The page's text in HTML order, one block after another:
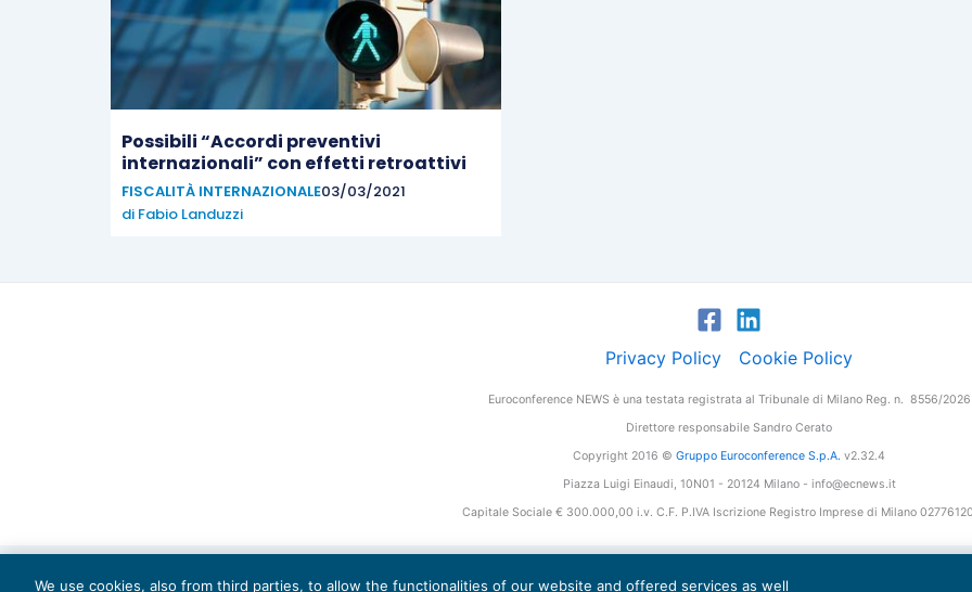
Possibili “Accordi preventivi
internazionali” con effetti retroattivi
FISCALITÀ INTERNAZIONALE03/03/2021
di Fabio Landuzzi
Privacy Policy Cookie Policy
Euroconference NEWS è una testata registrata al Tribunale di Milano Reg. n. 8556/2026
Direttore responsabile Sandro Cerato
Copyright 2016 © Gruppo Euroconference S.p.A. v2.32.4
Piazza Luigi Einaudi, 10N01 - 20124 Milano - info@ecnews.it
Capitale Sociale € 300.000,00 i.v. C.F. P.IVA Iscrizione Registro Imprese di Milano
We use cookies, also from third parties, to allow the functionalities of our website and offered services as well